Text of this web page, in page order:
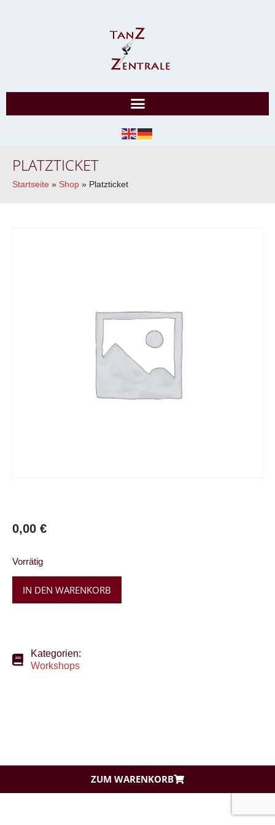
PLATZTICKET
Startseite » Shop » Platzticket
ZUM WARENKORB
0,00 €
Vorrätig
IN DEN WARENKORB
Kategorien:
Workshops